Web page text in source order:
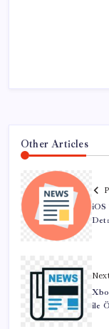
Other Articles
iOS
ile